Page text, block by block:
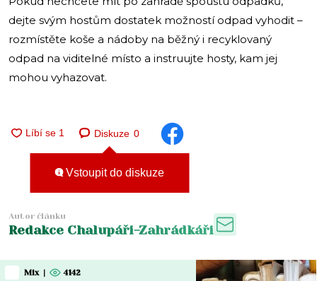
dejte svým hostům dostatek možností odpad vyhodit –
rozmístěte koše a nádoby na běžný i recyklovaný
odpad na viditelné místo a instruujte hosty, kam jej
mohou vyhazovat.
Diskuze 0
Vstoupit do diskuze
Autor článku
Redakce Chalupáři-Zahrádkáři
Mix | 4142